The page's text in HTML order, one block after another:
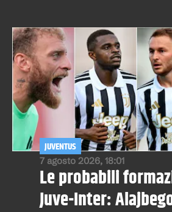
7 agosto 2026, 18:01
JUVENTUS
Le probabili
Juve-Inter: